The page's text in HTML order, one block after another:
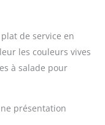
plus efficace
–
placez la
1 poignée
1 panier
(avec fente
1
1
de service en
les couleurs vives
à salade pour
présentation